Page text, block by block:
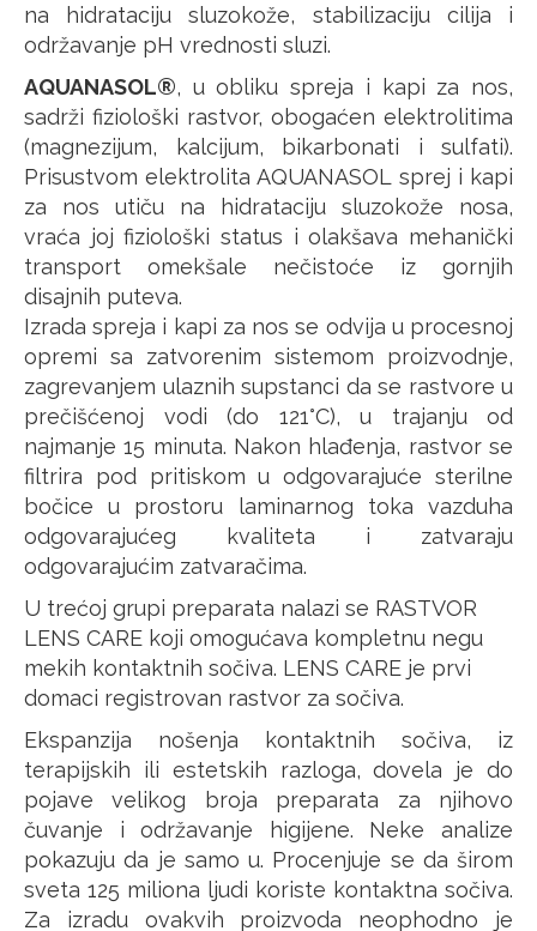
na hidrataciju sluzokože, stabilizaciju cilija i
održavanje pH vrednosti sluzi.
AQUANASOL®, u obliku spreja i kapi za nos,
sadrži fiziološki rastvor, obogaćen elektrolitima
(magnezijum, kalcijum, bikarbonati i sulfati).
Prisustvom elektrolita AQUANASOL sprej i kapi
za nos utiču na hidrataciju sluzokože nosa,
vraća joj fiziološki status i olakšava mehanički
transport omekšale nečistoće iz gornjih
disajnih puteva.
Izrada spreja i kapi za nos se odvija u procesnoj
opremi sa zatvorenim sistemom proizvodnje,
zagrevanjem ulaznih supstanci da se rastvore u
prečišćenoj vodi (do 121°C), u trajanju od
najmanje 15 minuta. Nakon hlađenja, rastvor se
filtrira pod pritiskom u odgovarajuće sterilne
bočice u prostoru laminarnog toka vazduha
odgovarajućeg kvaliteta i zatvaraju
odgovarajućim zatvaračima.
U trećoj grupi preparata nalazi se RASTVOR
LENS CARE koji omogućava kompletnu negu
mekih kontaktnih sočiva. LENS CARE je prvi
domaci registrovan rastvor za sočiva.
Ekspanzija nošenja kontaktnih sočiva, iz
terapijskih ili estetskih razloga, dovela je do
pojave velikog broja preparata za njihovo
čuvanje i održavanje higijene. Neke analize
pokazuju da je samo u. Procenjuje se da širom
sveta 125 miliona ljudi koriste kontaktna sočiva.
Za izradu ovakvih proizvoda neophodno je